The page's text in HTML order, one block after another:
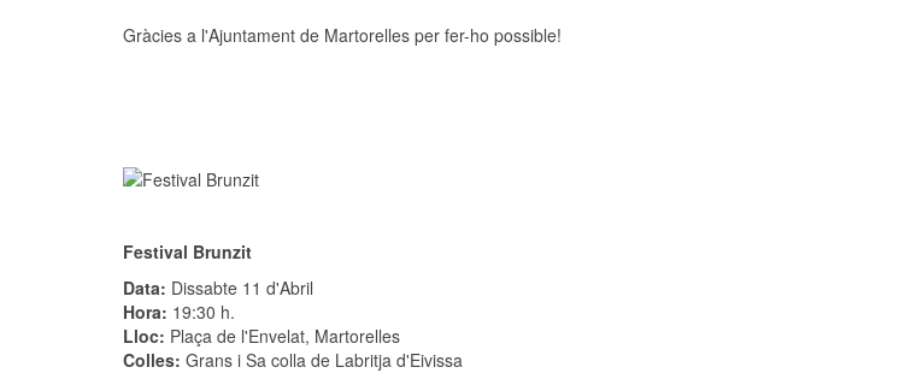
Gràcies a l'Ajuntament de Martorelles per fer-ho possible!
Festival Brunzit
Data: Dissabte 11 d'Abril
Hora: 19:30 h.
Lloc: Plaça de l'Envelat, Martorelles
Colles: Grans i Sa colla de Labritja d'Eivissa